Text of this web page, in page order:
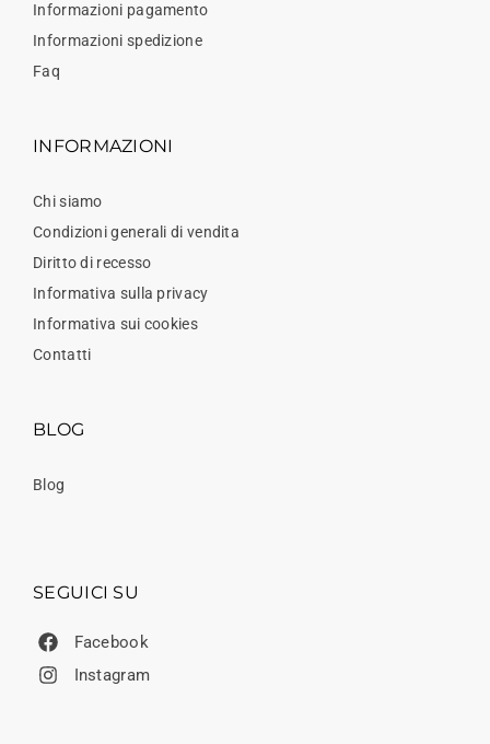
Informazioni pagamento
Informazioni spedizione
Faq
INFORMAZIONI
Chi siamo
Condizioni generali di vendita
Diritto di recesso
Informativa sulla privacy
Informativa sui cookies
Contatti
BLOG
Blog
SEGUICI SU
Facebook
Instagram